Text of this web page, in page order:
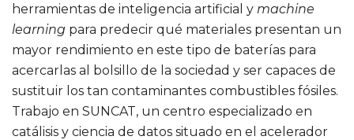
herramientas de inteligencia artificial y machine
learning para predecir qué materiales presentan un
mayor rendimiento en este tipo de baterías para
acercarlas al bolsillo de la sociedad y ser capaces de
sustituir los tan contaminantes combustibles fósiles.
Trabajo en SUNCAT, un centro especializado en
catálisis y ciencia de datos situado en el acelerador